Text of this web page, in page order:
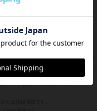
PT
PT
37 PT
されたApple Inc.の商標です。